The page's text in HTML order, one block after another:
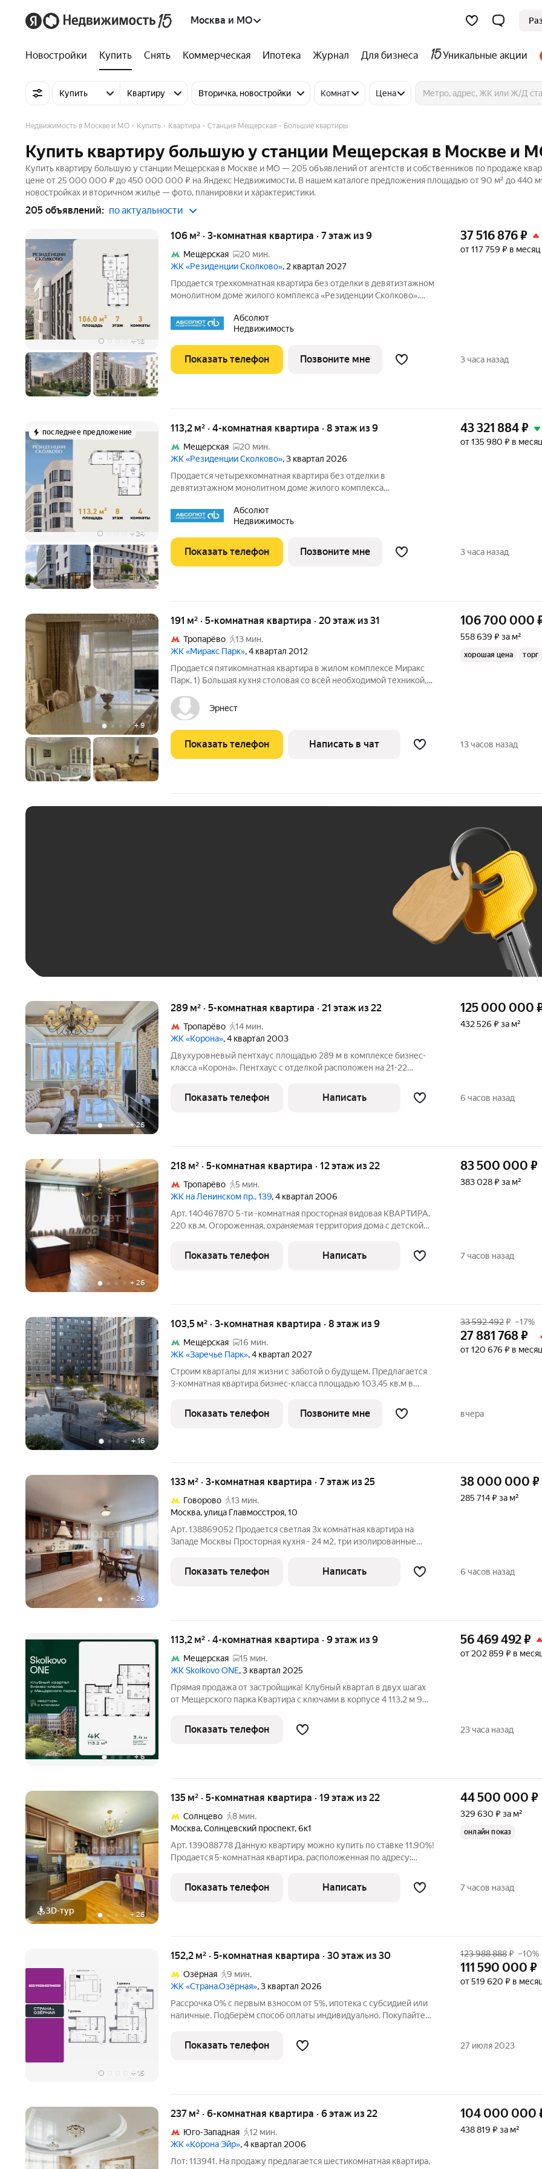
Москва и МО
Новостройки Купить Снять Коммерческая Ипотека Журнал Для бизнеса Уникальные акции
Купить Квартиру Вторичка, новостройки Комнат Цена
Недвижимость в Москве и МО Купить Квартира Станция Мещерская Большие квартиры
Купить квартиру большую у станции Мещерская в Москве и
Купить квартиру большую у станции Мещерская в Москве и МО — 205 объявлений от агентств и собственников по продаже
цене от 25 000 000 ₽ до 450 000 000 ₽ на Яндекс Недвижимости. В нашем каталоге предложения площадью от 90 м² до 440
новостройках и вторичном жилье — фото, планировки и характеристики.
205 объявлений: по актуальности
+ 18
106 м² · 3-комнатная квартира · 7 этаж из 9
Мещерская
20 мин.
ЖК «Резиденции Сколково», 2 квартал 2027
Продается трехкомнатная квартира без отделки в девятиэтажном
монолитном доме жилого комплекса «Резиденции Сколково».
квартал 2027 года. ТОЛЬКО ДО 31 АВГУСТА выгодные условия на
Абсолют
Недвижимость
37 516 876₽
от 117 759 ₽ в месяц
Показать телефон Позвоните мне 3 часа назад
последнее предложение
+ 24
113,2 м² · 4-комнатная квартира · 8 этаж из 9
Мещерская
20 мин.
ЖК «Резиденции Сколково», 3 квартал 2026
Продается четырехкомнатная квартира без отделки в
девятиэтажном монолитном доме жилого комплекса
этаж 8 из 9. Срок сдачи - 4 квартал 2026 года. ТОЛЬКО ДО 31
АВГУСТА выгодные условия на
Абсолют
Недвижимость
43 321 884₽
от 135 980 ₽ в месяц
Показать телефон Позвоните мне 3 часа назад
+9
191 м² · 5-комнатная квартира · 20 этаж из 31
Тропарёво
13 мин.
ЖК «Миракс Парк», 4 квартал 2012
Продается пятикомнатная квартира в жилом комплексе Миракс
Парк. 1) Большая кухня столовая со всей необходимой техникой,
мраморным столом и двумя креслами. 3) Спальня кабинет с
рабочим
Эрнест
106 700 000
558 639 ₽ за м²
хорошая цена торг
Показать телефон Написать в чат 13 часов назад
+26
289 м² · 5-комнатная квартира · 21 этаж из 22
Тропарёво
14 мин.
ЖК «Корона», 4 квартал 2003
Двухуровневый пентхаус площадью 289 м в комплексе бизнес-
класса «Корона». Пентхаус с отделкой расположен на 21-22
классики. Высокие потолки, декоративные балки и
многоуровневое освещение
125 000 000
432 526 ₽ за м²
Показать телефон Написать 6 часов назад
+ 26
218 м² · 5-комнатная квартира · 12 этаж из 22
Тропарёво
5 мин.
ЖК на Ленинском пр., 139, 4 квартал 2006
Арт. 140467870 5-ти -комнатная просторная видовая КВАРТИРА.
220 кв.м. Огороженная, охраняемая территория дома с детской
въезд по пропускам. Презентабельная входная группа.
Качественный
83 500 000 ₽
383 028 ₽ за м²
Показать телефон Написать 7 часов назад
+16
103,5 м² · 3-комнатная квартира · 8 этаж из 9
Мещерская
16 мин.
ЖК «Заречье Парк», 4 квартал 2027
Строим кварталы для жизни с заботой о будущем. Предлагается
3-комнатная квартира бизнес-класса площадью 103.45 кв.м в
"Заречье Парк".Квартира сдается с отделкой из качественных
материалов: так,
33 592 492₽ –17%
27 881 768₽
от 120 676 ₽ в месяц
Показать телефон Позвоните мне вчера
+26
133 м² · 3-комнатная квартира · 7 этаж из 25
Говорово
13 мин.
Москва,улица Главмосстроя,10
Арт. 138869052 Продается светлая 3х комнатная квартира на
Западе Москвы Просторная кухня - 24 м2, три изолированные
Застекленная лоджия Гардеробная и постирочная Просторный
коридор Окна выходят
38 000 000 ₽
285 714 ₽ за м²
Показать телефон Написать 6 часов назад
+6
113,2 м² · 4-комнатная квартира · 9 этаж из 9
Мещерская
15 мин.
ЖК Skolkovo ONE, 3 квартал 2025
Прямая продажа от застройщика! Клубный квартал в двух шагах
от Мещерского парка Квартира с ключами в корпусе 4 113,2 м 9
Эксклюзивная локация: Живите в гармонии с природой, не
отказываясь от ритма
56 469 492₽
от 202 859 ₽ в
Показать телефон 23 часа назад
3D-тур +26
135 м² · 5-комнатная квартира · 19 этаж из 22
Солнцево
8 мин.
Москва,Солнцевский проспект,6к1
Арт. 139088778 Данную квартиру можно купить по ставке 11.90%!
Продается 5-комнатная квартира, расположенная по адресу:
составляет 135 м, располагается на 19/22 этажей. Квартира
включает 4
44 500 000 ₽
329 630 ₽ за м²
онлайн показ
Показать телефон Написать 7 часов назад
+ 15
152,2 м² · 5-комнатная квартира · 30 этаж из 30
Озёрная
9 мин.
ЖК «Страна.Озёрная», 3 квартал 2026
Рассрочка 0% с первым взносом от 5%, ипотека с субсидией или
наличные. Подберём способ оплаты индивидуально. Покупайте
5комнатная квартира на 30 этаже от застройщика Страна
Девелопмент.
123 988 888₽ –10%
111 590 000 ₽
от 519 620 ₽ в
Показать телефон 27 июля 2023
237 м² · 6-комнатная квартира · 6 этаж из 22
Юго-Западная
12 мин.
ЖК «Корона Эйр», 4 квартал 2006
Лот: 113941. На продажу предлагается шестикомнатная квартира,
104 000 000
438 819 ₽ за м²